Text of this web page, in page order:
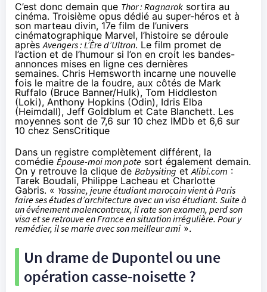
C’est donc demain que Thor : Ragnarok sortira au
cinéma. Troisième opus dédié au super-héros et à
son marteau divin, 17e film de l’univers
cinématographique Marvel, l’histoire se déroule
aprèsAvengers : L’Ère d’Ultron. Le film promet de
l’action et de l’humour si l’on en croit les bandes-
annonces mises en ligne ces dernières
semaines. Chris Hemsworth incarne une nouvelle
fois le maitre de la foudre, aux côtés de Mark
Ruffalo (Bruce Banner/Hulk), Tom Hiddleston
(Loki), Anthony Hopkins (Odin), Idris Elba
(Heimdall), Jeff Goldblum et Cate Blanchett. Les
moyennes sont de 7,6 sur 10 chez IMDb et 6,6 sur
10 chez SensCritique
Dans un registre complètement différent, la
comédie Épouse-moi mon pote sort également demain.
On y retrouve la clique de Babysiting etAlibi.com :
Tarek Boudali, Philippe Lacheau et Charlotte
Gabris. « Yassine, jeune étudiant marocain vient à Paris
faire ses études d’architecture avec un visa étudiant. Suite à
un événement malencontreux, il rate son examen, perd son
visa et se retrouve en France en situation irrégulière. Pour y
remédier, il se marie avec son meilleur ami ».
Un drame de Dupontel ou une
opération casse-noisette ?